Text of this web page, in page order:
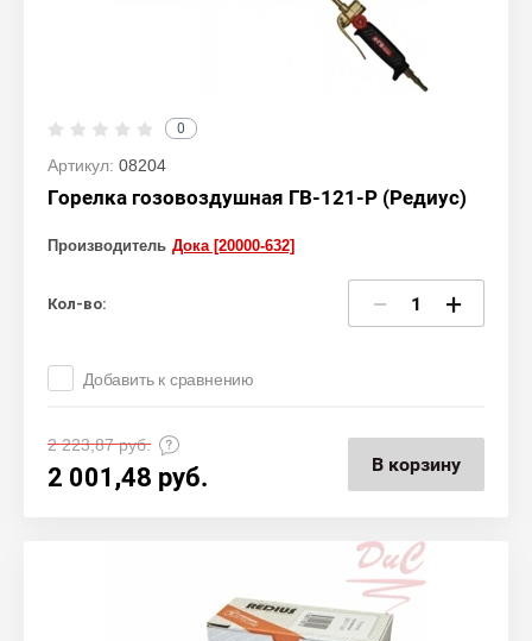
0
Артикул: 08204
Горелка гозовоздушная ГВ-121-Р (Редиус)
Производитель Дока [20000-632]
Кол-во: − +
Добавить к сравнению
2 223,87руб.
2 001,48 руб. В корзину